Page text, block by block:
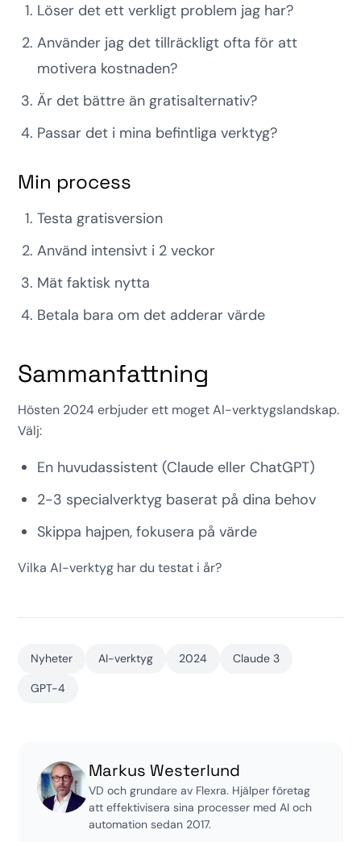
Löser det ett verkligt problem jag har?
Använder jag det tillräckligt ofta för att
motivera kostnaden?
Är det bättre än gratisalternativ?
Passar det i mina befintliga verktyg?
Min process
Testa gratisversion
Använd intensivt i 2 veckor
Mät faktisk nytta
Betala bara om det adderar värde
Sammanfattning
Hösten 2024 erbjuder ett moget AI-verktygslandskap.
Välj:
En huvudassistent (Claude eller ChatGPT)
2-3 specialverktyg baserat på dina behov
Skippa hajpen, fokusera på värde
Vilka AI-verktyg har du testat i år?
Nyheter AI-verktyg 2024 Claude 3
GPT-4
Markus Westerlund
VD och grundare av Flexra. Hjälper företag
att effektivisera sina processer med AI och
automation sedan 2017.